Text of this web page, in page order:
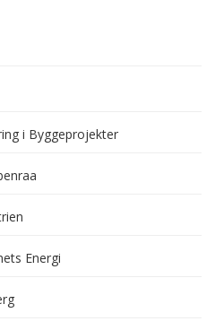
i Byggeprojekter
Energi